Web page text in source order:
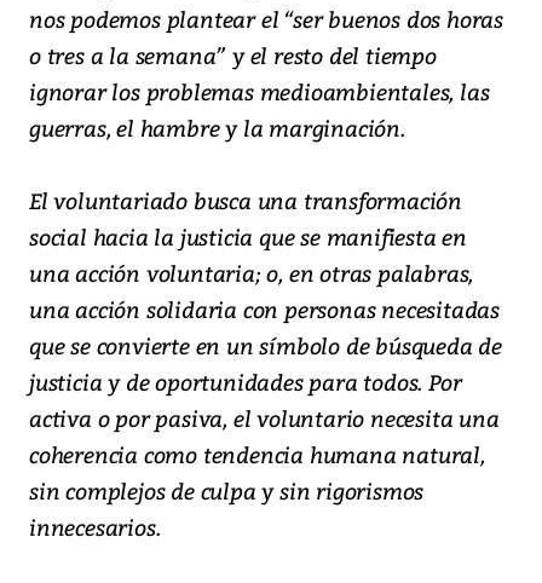
nos podemos plantear el “ser buenos dos horas
o tres a la semana” y el resto del tiempo
ignorar los problemas medioambientales, las
guerras, el hambre y la marginación.
El voluntariado busca una transformación
social hacia la justicia que se manifiesta en
una acción voluntaria; o, en otras palabras,
una acción solidaria con personas necesitadas
que se convierte en un símbolo de búsqueda de
justicia y de oportunidades para todos. Por
activa o por pasiva, el voluntario necesita una
coherencia como tendencia humana natural,
sin complejos de culpa y sin rigorismos
innecesarios.